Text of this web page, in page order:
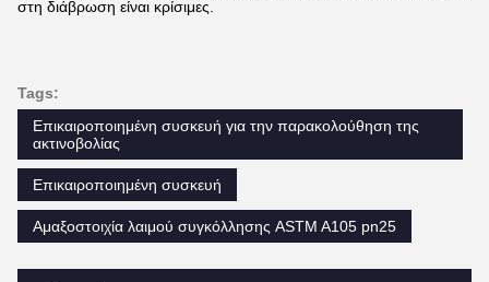
στη διάβρωση είναι κρίσιμες.
Tags:
Επικαιροποιημένη συσκευή για την παρακολούθηση της
ακτινοβολίας
Επικαιροποιημένη συσκευή
Αμαξοστοιχία λαιμού συγκόλλησης ASTM A105 pn25